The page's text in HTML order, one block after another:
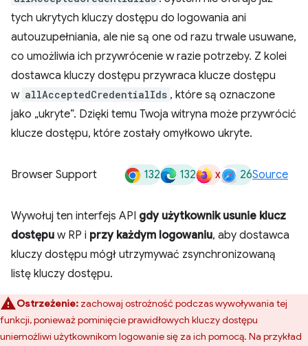
tych ukrytych kluczy dostępu do logowania ani
autouzupełniania, ale nie są one od razu trwale usuwane,
co umożliwia ich przywrócenie w razie potrzeby. Z kolei
dostawca kluczy dostępu przywraca klucze dostępu
w allAcceptedCredentialIds , które są oznaczone
jako „ukryte”. Dzięki temu Twoja witryna może przywrócić
klucze dostępu, które zostały omyłkowo ukryte.
Browser Support 132 132 x 26Source
Wywołuj ten interfejs API gdy użytkownik usunie klucz
dostępu w RP i przy każdym logowaniu, aby dostawca
kluczy dostępu mógł utrzymywać zsynchronizowaną
listę kluczy dostępu.
Ostrzeżenie: zachowaj ostrożność podczas wywoływania tej
funkcji, ponieważ pominięcie prawidłowych kluczy dostępu
uniemożliwi użytkownikom logowanie się za ich pomocą. Na przykład